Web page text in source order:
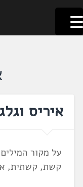
דלג
לתוכן
לשוניאדה
עברית. לשון. שפה
איריס
על מקור
קשת, קשתית,